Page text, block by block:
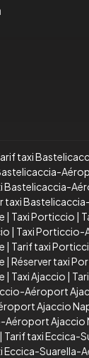
taxi
Bastelicaccia-
taxi
| Taxi Porticcio |
| Taxi Porticcio-
| Tarif taxi
| Réserver taxi
| Taxi Ajaccio |
Aéroport
Ajaccio
Aéroport
| Tarif taxi Eccica-
Eccica-Suarella-